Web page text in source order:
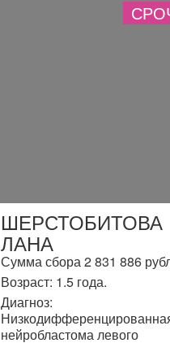
ШЕРСТОБИТОВА
ЛАНА
Сумма сбора 2 831 886
Возраст: 1.5 года.
Диагноз:
нейробластома левого